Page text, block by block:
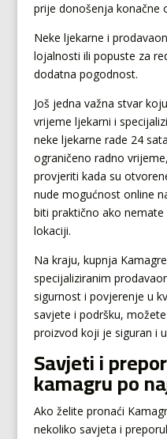
prije donošenja konačne
Neke ljekarne i
lojalnosti ili popuste za
dodatna pogodnost.
Još jedna važna stvar
vrijeme ljekarni i
neke ljekarne rade 24
ograničeno radno
provjeriti kada su
nude mogućnost online
biti praktično ako
lokaciji.
Na kraju, kupnja
specijaliziranim
sigurnost i povjerenje u
savjete i podršku,
proizvod koji je siguran i
Savjeti i
kamagru po
Ako želite pronaći
nekoliko savjeta i